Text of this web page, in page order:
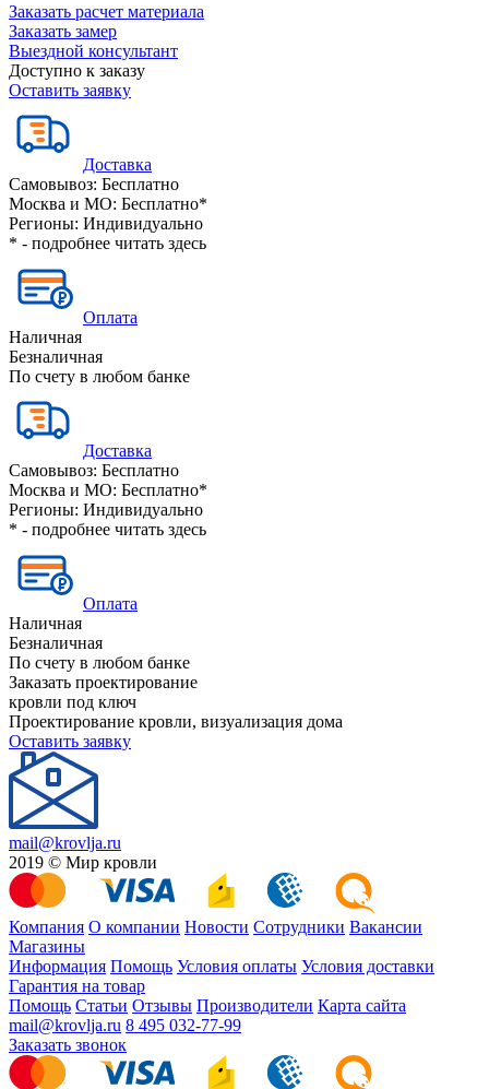
Заказать расчет материала
Заказать замер
Выездной консультант
Доступно к заказу
Оставить заявку
Доставка
Самовывоз: Бесплатно
Москва и МО: Бесплатно*
Регионы: Индивидуально
* - подробнее читать здесь
Оплата
Наличная
Безналичная
По счету в любом банке
Доставка
Самовывоз: Бесплатно
Москва и МО: Бесплатно*
Регионы: Индивидуально
* - подробнее читать здесь
Оплата
Наличная
Безналичная
По счету в любом банке
Заказать проектирование
кровли под ключ
Проектирование кровли, визуализация дома
Оставить заявку
mail@krovlja.ru
2019 © Мир кровли
Компания О компании Новости Сотрудники Вакансии
Магазины
Информация Помощь Условия оплаты Условия доставки
Гарантия на товар
Помощь Статьи Отзывы Производители Карта сайта
mail@krovlja.ru 8 495 032-77-99
Заказать звонок